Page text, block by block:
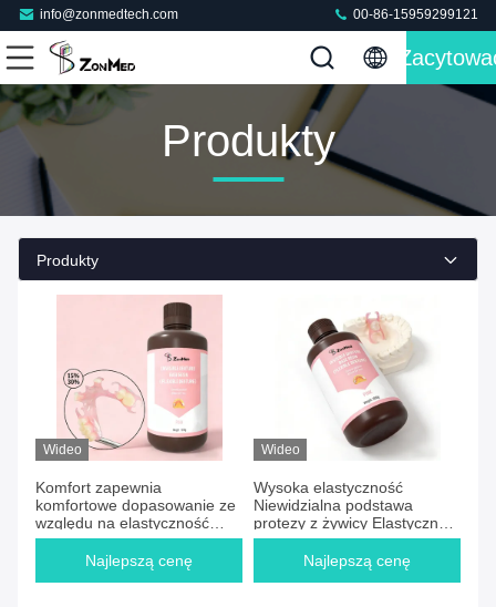
info@zonmedtech.com 00-86-15959299121
Produkty
Produkty
Wideo
Komfort zapewnia
komfortowe dopasowanie ze
względu na elastyczność
Wyjmowana częściowa
proteza z wytrzymałością
gięcia 34 Mpa nadaje się do
Najlepszą cenę
Wideo
Wysoka elastyczność
Niewidzialna podstawa
protezy z żywicy Elastyczna
proteza płynna Kompatybilna
ze standardowymi zębami
protezowanymi Idealna do
Najlepszą cenę